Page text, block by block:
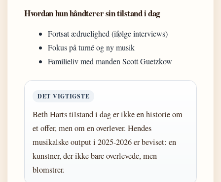
Hvordan hun håndterer sin tilstand i dag
Fortsat ædruelighed (ifølge interviews)
Fokus på turné og ny musik
Familieliv med manden Scott Guetzkow
DET VIGTIGSTE
Beth Harts tilstand i dag er ikke en historie om
et offer, men om en overlever. Hendes
musikalske output i 2025-2026 er beviset: en
kunstner, der ikke bare overlevede, men
blomstrer.